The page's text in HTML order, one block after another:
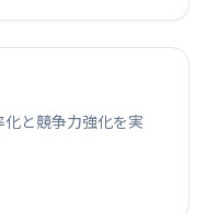
と競争力強化を実